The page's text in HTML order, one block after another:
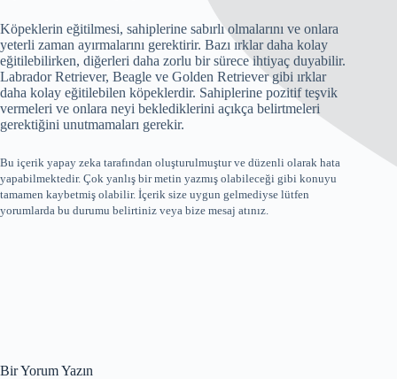
Köpeklerin eğitilmesi, sahiplerine sabırlı olmalarını ve onlara
yeterli zaman ayırmalarını gerektirir. Bazı ırklar daha kolay
eğitilebilirken, diğerleri daha zorlu bir sürece ihtiyaç duyabilir.
Labrador Retriever, Beagle ve Golden Retriever gibi ırklar
daha kolay eğitilebilen köpeklerdir. Sahiplerine pozitif teşvik
vermeleri ve onlara neyi beklediklerini açıkça belirtmeleri
gerektiğini unutmamaları gerekir.
Bu içerik yapay zeka tarafından oluşturulmuştur ve düzenli olarak hata
yapabilmektedir. Çok yanlış bir metin yazmış olabileceği gibi konuyu
tamamen kaybetmiş olabilir. İçerik size uygun gelmediyse lütfen
yorumlarda bu durumu belirtiniz veya bize mesaj atınız.
Bir Yorum Yazın